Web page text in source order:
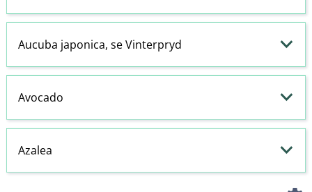
Aucuba japonica, se Vinterpryd
Avocado
Azalea